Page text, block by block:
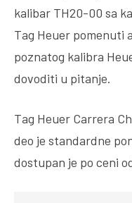
kalibar TH20-00 sa
Tag Heuer pomenuti
poznatog kalibra
dovoditi u pitanje.
Tag Heuer Carrera
deo je standardne
dostupan je po ceni